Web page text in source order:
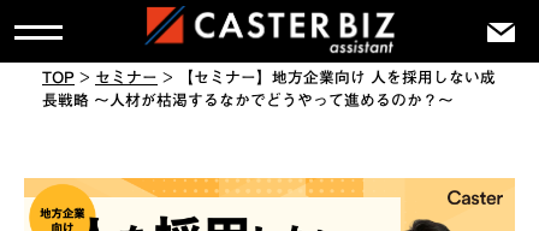
TOP > セミナー >
【セミナー】地方企業向け 人を採用しない成
長戦略 〜人材が枯渇するなかでどうやって進めるのか？〜